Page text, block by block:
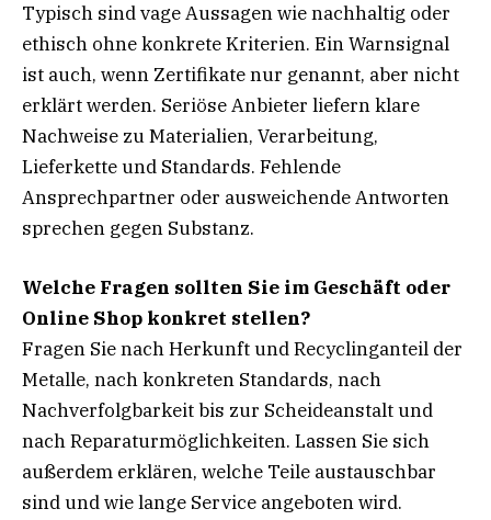
Typisch sind vage Aussagen wie nachhaltig oder
ethisch ohne konkrete Kriterien. Ein Warnsignal
ist auch, wenn Zertifikate nur genannt, aber nicht
erklärt werden. Seriöse Anbieter liefern klare
Nachweise zu Materialien, Verarbeitung,
Lieferkette und Standards. Fehlende
Ansprechpartner oder ausweichende Antworten
sprechen gegen Substanz.
Welche Fragen sollten Sie im Geschäft oder
Online Shop konkret stellen?
Fragen Sie nach Herkunft und Recyclinganteil der
Metalle, nach konkreten Standards, nach
Nachverfolgbarkeit bis zur Scheideanstalt und
nach Reparaturmöglichkeiten. Lassen Sie sich
außerdem erklären, welche Teile austauschbar
sind und wie lange Service angeboten wird.